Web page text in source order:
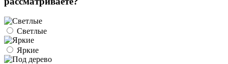
Светлые
Яркие